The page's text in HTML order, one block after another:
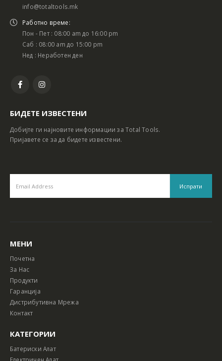
info@totaltools.mk
Работно време:
Пон - Пет : 08:00 am до 16:00 pm
Саб : 08:00 am до 15:00 pm
Нед : Неработен ден
БИДЕТЕ ИЗВЕСТЕНИ
Добијте ги најновите информации за Total Tools.
Пријавете се за да бидете известени.
МЕНИ
Почетна
За Нас
Продукти
Гаранција
Дистрибутивна Мрежа
Контакт
КАТЕГОРИИ
Батериски Алат
Електричен Алат